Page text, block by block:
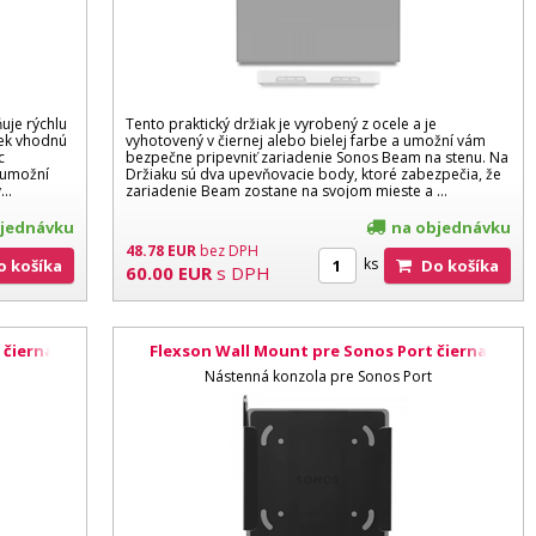
rýchlu
vhodnú
košíka
Tento praktický držiak je vyrobený z ocele a je
vyhotovený v čiernej alebo bielej farbe a umožní vám
bezpečne pripevniť zariadenie Sonos Beam na stenu. Na
Držiaku sú dva upevňovacie body, ktoré zabezpečia, že
zariadenie Beam zostane na svojom mieste a ...
48.78 EURbez DPH
60.00 EUR s DPH
na objednávku
ks Do košíka
Flexson Wall Mount pre Sonos Port čierna
Nástenná konzola pre Sonos Port